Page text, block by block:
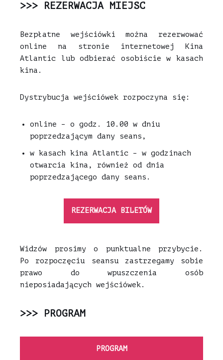
>>> REZERWACJA MIEJSC
Bezpłatne wejściówki można rezerwować
online na stronie internetowej Kina
Atlantic lub odbierać osobiście w kasach
kina.
Dystrybucja wejściówek rozpoczyna się:
online – o godz. 10.00 w dniu
poprzedzającym dany seans,
w kasach kina Atlantic – w godzinach
otwarcia kina, również od dnia
poprzedzającego dany seans.
REZERWACJA BILETÓW
Widzów prosimy o punktualne przybycie.
Po rozpoczęciu seansu zastrzegamy sobie
prawo do wpuszczenia osób
nieposiadających wejściówek.
>>> PROGRAM
PROGRAM